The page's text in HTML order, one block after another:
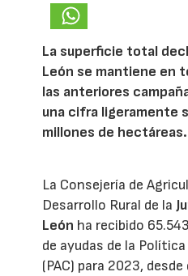
La superficie total
León se mantiene en
las anteriores
una cifra ligeramente
millones de hectáreas.
La Consejería de
Desarrollo Rural de la
León ha recibido
de ayudas de la
(PAC) para 2023,